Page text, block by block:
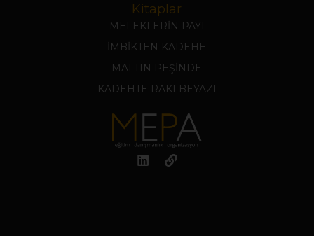
Kitaplar
MELEKLERİN PAYI
İMBİKTEN KADEHE
MALTIN PEŞİNDE
KADEHTE RAKI BEYAZI